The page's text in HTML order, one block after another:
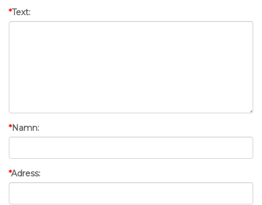
*Text:
*Namn:
*Adress: